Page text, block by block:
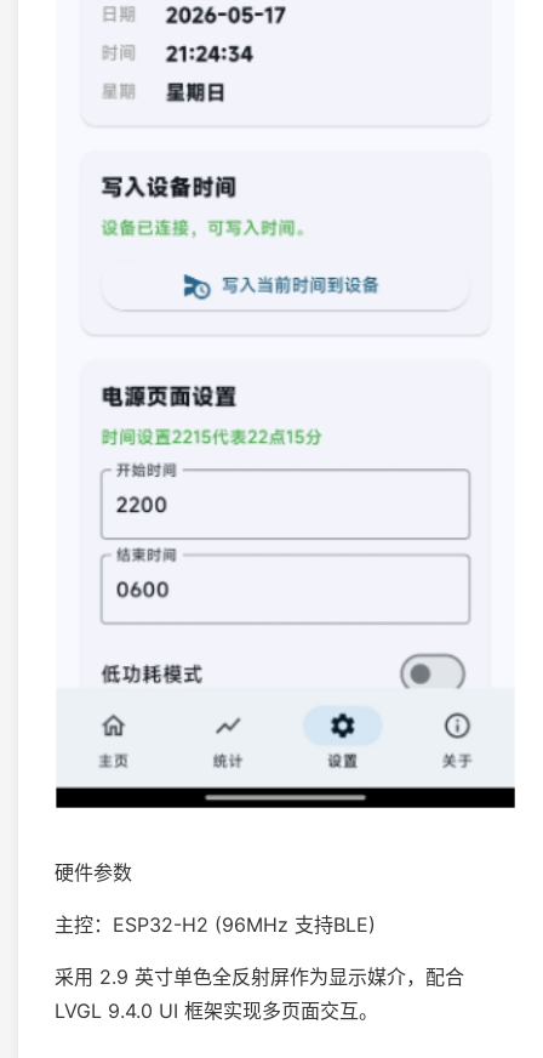
硬件参数
主控：ESP32-H2 (96MHz 支持BLE)
采用 2.9 英寸单色全反射屏作为显示媒介，配合
LVGL 9.4.0 UI 框架实现多页面交互。